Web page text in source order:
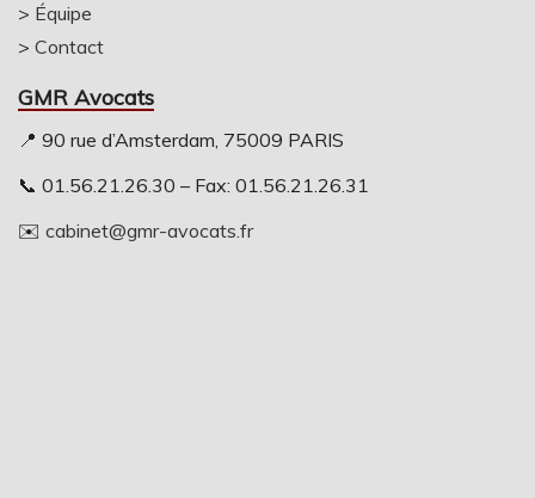
> Équipe
> Contact
GMR Avocats
📍 90 rue d’Amsterdam, 75009 PARIS
📞 01.56.21.26.30 – Fax: 01.56.21.26.31
✉️ cabinet@gmr-avocats.fr